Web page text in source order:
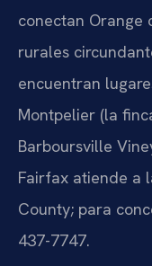
conectan Orange
rurales
encuentran
Montpelier (la
Barboursville
Fairfax atiende a
County; para
437-7747.